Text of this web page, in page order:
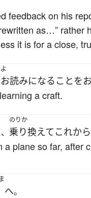
feedback on his
as…”
it is for a close,
よ
お読みになる ことを
a craft.
、
のりか
乗り換えて これから
plane so far, after
へ。